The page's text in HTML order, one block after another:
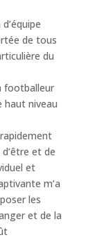
de tous
du
footballeur
haut niveau
et de
et
m’a
les
et de la